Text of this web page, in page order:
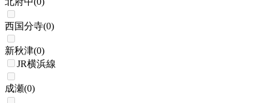
西国分寺(0)
新秋津(0)
JR横浜線
成瀬(0)